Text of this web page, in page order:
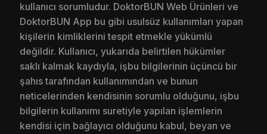
kullanıcı sorumludur. DoktorBUN Web Ürünleri ve
DoktorBUN App bu gibi usulsüz kullanımları yapan
kişilerin kimliklerini tespit etmekle yükümlü
değildir. Kullanıcı, yukarıda belirtilen hükümler
saklı kalmak kaydıyla, işbu bilgilerinin üçüncü bir
şahıs tarafından kullanımından ve bunun
neticelerinden kendisinin sorumlu olduğunu, işbu
bilgilerin kullanımı suretiyle yapılan işlemlerin
kendisi için bağlayıcı olduğunu kabul, beyan ve